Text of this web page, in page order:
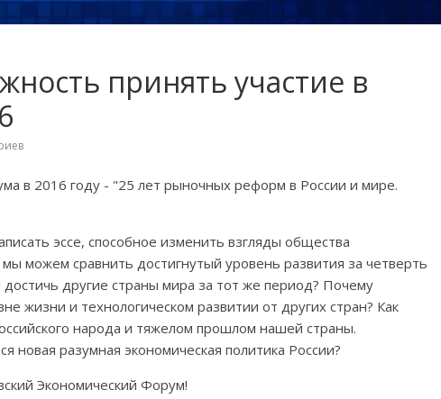
принять участие в
в 2016 году - "25 лет рыночных реформ в России и мире.
эссе, способное изменить взгляды общества
можем сравнить достигнутый уровень развития за четверть
достичь другие страны мира за тот же период? Почему
жизни и технологическом развитии от других стран? Как
народа и тяжелом прошлом нашей страны.
новая разумная экономическая политика России?
Экономический Форум!